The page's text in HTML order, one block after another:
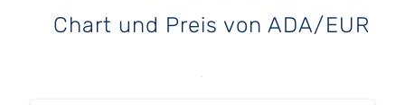
Chart und Preis von ADA/EUR